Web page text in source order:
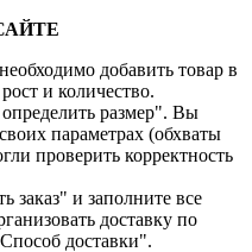
добавить товар в
и количество.
размер". Вы
параметрах (обхваты
проверить корректность
и заполните все
доставку по
доставки".